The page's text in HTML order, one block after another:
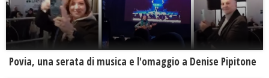
Povia, una serata di musica e l'omaggio a Denise Pipitone